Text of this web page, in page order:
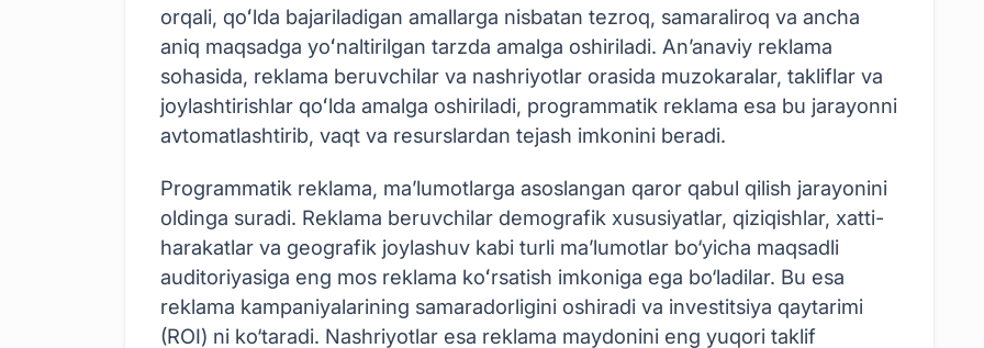
orqali, qoʻlda bajariladigan amallarga nisbatan tezroq, samaraliroq va ancha
aniq maqsadga yoʻnaltirilgan tarzda amalga oshiriladi. An’anaviy reklama
sohasida, reklama beruvchilar va nashriyotlar orasida muzokaralar, takliflar va
joylashtirishlar qoʻlda amalga oshiriladi, programmatik reklama esa bu jarayonni
avtomatlashtirib, vaqt va resurslardan tejash imkonini beradi.
Programmatik reklama, ma’lumotlarga asoslangan qaror qabul qilish jarayonini
oldinga suradi. Reklama beruvchilar demografik xususiyatlar, qiziqishlar, xatti-
harakatlar va geografik joylashuv kabi turli ma’lumotlar bo‘yicha maqsadli
auditoriyasiga eng mos reklama koʻrsatish imkoniga ega bo‘ladilar. Bu esa
reklama kampaniyalarining samaradorligini oshiradi va investitsiya qaytarimi
(ROI) ni ko‘taradi. Nashriyotlar esa reklama maydonini eng yuqori taklif